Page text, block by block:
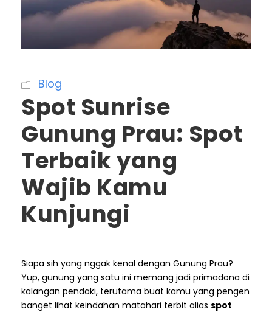
Blog
Spot Sunrise
Gunung Prau: Spot
Terbaik yang
Wajib Kamu
Kunjungi
Siapa sih yang nggak kenal dengan Gunung Prau?
Yup, gunung yang satu ini memang jadi primadona di
kalangan pendaki, terutama buat kamu yang pengen
banget lihat keindahan matahari terbit alias spot